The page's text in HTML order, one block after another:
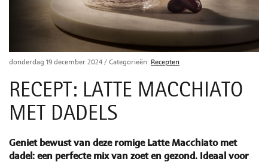
donderdag 19 december 2024 / Categorieën: Recepten
RECEPT: LATTE MACCHIATO
MET DADELS
Geniet bewust van deze romige Latte Macchiato met
dadel: een perfecte mix van zoet en gezond. Ideaal voor